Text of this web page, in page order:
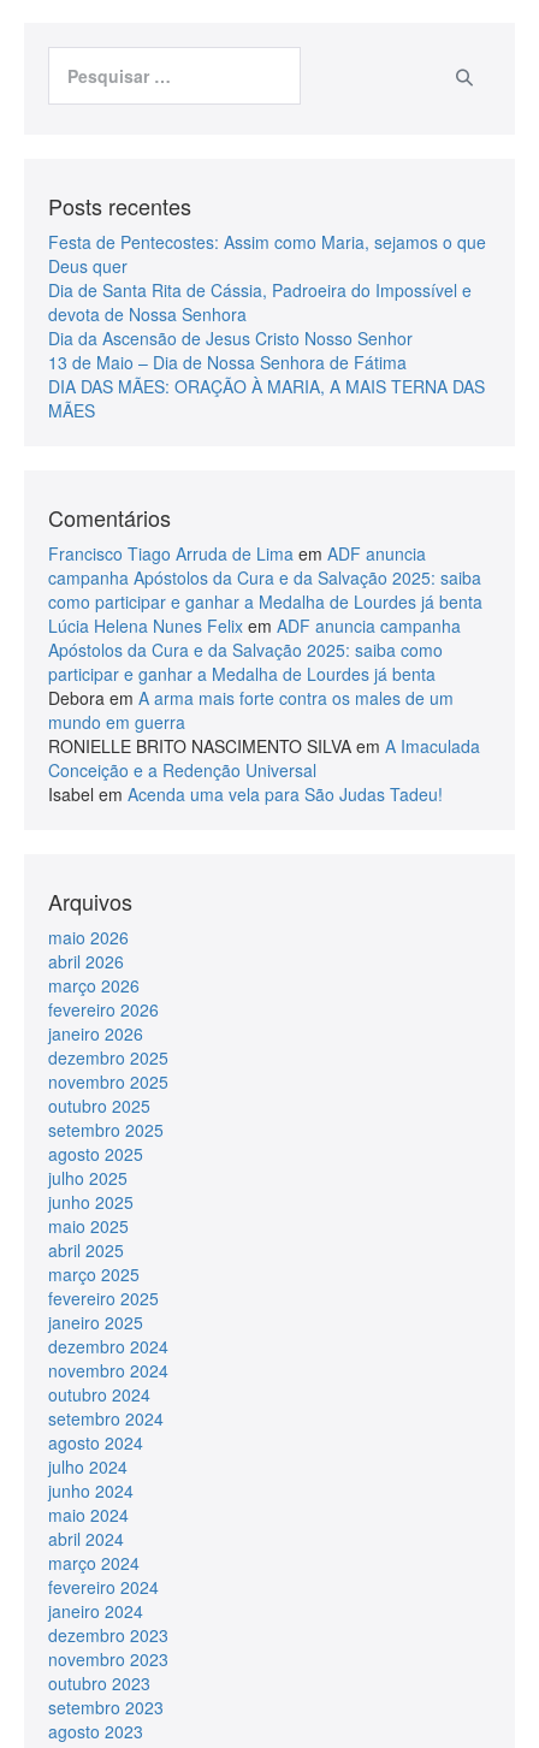
Posts recentes
Festa de Pentecostes: Assim como Maria, sejamos o que
Deus quer
Dia de Santa Rita de Cássia, Padroeira do Impossível e
devota de Nossa Senhora
Dia da Ascensão de Jesus Cristo Nosso Senhor
13 de Maio – Dia de Nossa Senhora de Fátima
DIA DAS MÃES: ORAÇÃO À MARIA, A MAIS TERNA DAS
MÃES
Comentários
Francisco Tiago Arruda de Lima em ADF anuncia
campanha Apóstolos da Cura e da Salvação 2025: saiba
como participar e ganhar a Medalha de Lourdes já benta
Lúcia Helena Nunes Felix em ADF anuncia campanha
Apóstolos da Cura e da Salvação 2025: saiba como
participar e ganhar a Medalha de Lourdes já benta
Debora em A arma mais forte contra os males de um
mundo em guerra
RONIELLE BRITO NASCIMENTO SILVA em A Imaculada
Conceição e a Redenção Universal
Isabel em Acenda uma vela para São Judas Tadeu!
Arquivos
maio 2026
abril 2026
março 2026
fevereiro 2026
janeiro 2026
dezembro 2025
novembro 2025
outubro 2025
setembro 2025
agosto 2025
julho 2025
junho 2025
maio 2025
abril 2025
março 2025
fevereiro 2025
janeiro 2025
dezembro 2024
novembro 2024
outubro 2024
setembro 2024
agosto 2024
julho 2024
junho 2024
maio 2024
abril 2024
março 2024
fevereiro 2024
janeiro 2024
dezembro 2023
novembro 2023
outubro 2023
setembro 2023
agosto 2023